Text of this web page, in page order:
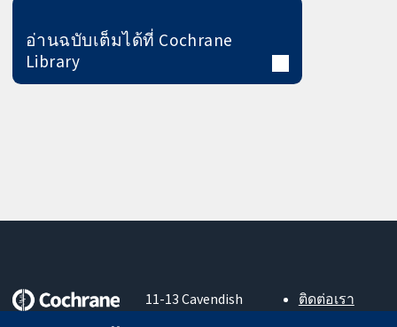
อ่านฉบับเต็มได้ที่ Cochrane
Library
11-13 Cavendish
ติดต่อเรา